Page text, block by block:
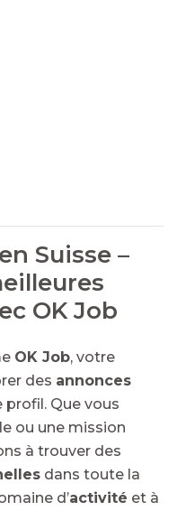
Suisse –
OK Job
OK Job, votre
des annonces
Que vous
ou une mission
à trouver des
dans toute la
d’activité et à